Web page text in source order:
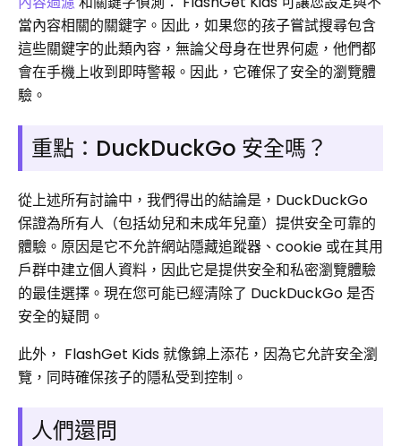
當內容相關的關鍵字。因此，如果您的孩子嘗試搜尋包含
這些關鍵字的此類內容，無論父母身在世界何處，他們都
會在手機上收到即時警報。因此，它確保了安全的瀏覽體
驗。
重點：DuckDuckGo 安全嗎？
從上述所有討論中，我們得出的結論是，DuckDuckGo
保證為所有人（包括幼兒和未成年兒童）提供安全可靠的
體驗。原因是它不允許網站隱藏追蹤器、cookie 或在其用
戶群中建立個人資料，因此它是提供安全和私密瀏覽體驗
的最佳選擇。現在您可能已經清除了 DuckDuckGo 是否
安全的疑問。
此外， FlashGet Kids 就像錦上添花，因為它允許安全瀏
覽，同時確保孩子的隱私受到控制。
人們還問